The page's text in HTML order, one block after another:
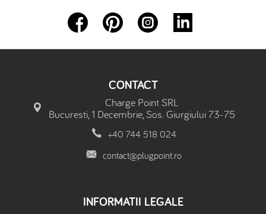
CONTACT
Charge Point SRL
Bucuresti, 1 Decembrie, Sos. Giurgiului 73-75
+40 744 518 024
contact@plugpoint.ro
INFORMATII LEGALE